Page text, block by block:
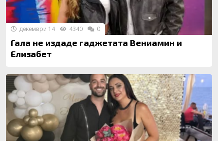
Гала не издаде гаджетата Вениамин и
Елизабет
декември 14 4340 0